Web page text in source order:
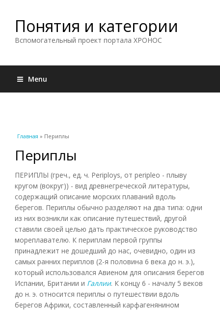
Понятия и категории
Вспомогательный проект портала ХРОНОС
Menu
Вы здесь
Главная » Периплы
Периплы
ПЕРИПЛЫ (греч., ед. ч. Periploys, от peripleo - плыву
кругом (вокруг)) - вид древнегреческой литературы,
содержащий описание морских плаваний вдоль
берегов. Периплы обычно разделяют на два типа: одни
из них возникли как описание путешествий, другой
ставили своей целью дать практическое руководство
мореплавателю. К периплам первой группы
принадлежит не дошедший до нас, очевидно, один из
самых ранних периплов (2-я половина 6 века до н. э.),
который использовался Авиеном для описания берегов
Испании, Британии и Галлии. К концу 6 - началу 5 веков
до н. э. относится периплы о путешествии вдоль
берегов Африки, составленный карфагенянином